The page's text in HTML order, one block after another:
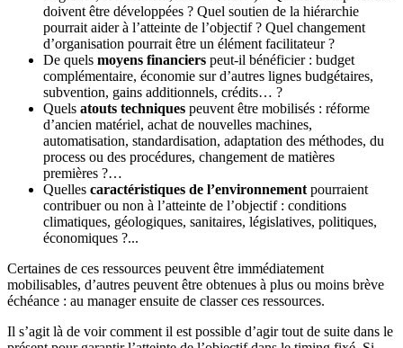
doivent être développées ? Quel soutien de la hiérarchie
pourrait aider à l’atteinte de l’objectif ? Quel changement
d’organisation pourrait être un élément facilitateur ?
De quels moyens financiers peut-il bénéficier : budget
complémentaire, économie sur d’autres lignes budgétaires,
subvention, gains additionnels, crédits… ?
Quels atouts techniques peuvent être mobilisés : réforme
d’ancien matériel, achat de nouvelles machines,
automatisation, standardisation, adaptation des méthodes, du
process ou des procédures, changement de matières
premières ?…
Quelles caractéristiques de l’environnement pourraient
contribuer ou non à l’atteinte de l’objectif : conditions
climatiques, géologiques, sanitaires, législatives, politiques,
économiques ?...
Certaines de ces ressources peuvent être immédiatement
mobilisables, d’autres peuvent être obtenues à plus ou moins brève
échéance : au manager ensuite de classer ces ressources.
Il s’agit là de voir comment il est possible d’agir tout de suite dans le